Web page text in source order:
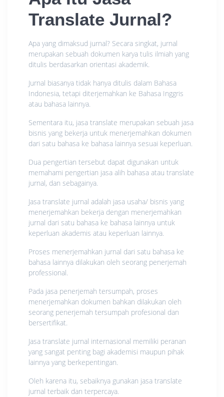
Translate Jurnal?
Apa yang dimaksud jurnal? Secara singkat, jurnal
merupakan sebuah dokumen karya tulis ilmiah yang
ditulis berdasarkan orientasi akademik.
Jurnal biasanya tidak hanya ditulis dalam Bahasa
Indonesia, tetapi diterjemahkan ke Bahasa Inggris
atau bahasa lainnya.
Sementara itu, jasa translate merupakan sebuah jasa
bisnis yang bekerja untuk menerjemahkan dokumen
dari satu bahasa ke bahasa lainnya sesuai keperluan.
Dua pengertian tersebut dapat digunakan untuk
memahami pengertian jasa alih bahasa atau translate
jurnal, dan sebagainya.
Jasa translate jurnal adalah jasa usaha/ bisnis yang
menerjemahkan bekerja dengan menerjemahkan
jurnal dari satu bahasa ke bahasa lainnya untuk
keperluan akademis atau keperluan lainnya.
Proses menerjemahkan jurnal dari satu bahasa ke
bahasa lainnya dilakukan oleh seorang penerjemah
professional.
Pada jasa penerjemah tersumpah, proses
menerjemahkan dokumen bahkan dilakukan oleh
seorang penerjemah tersumpah profesional dan
bersertifikat.
Jasa translate jurnal internasional memiliki peranan
yang sangat penting bagi akademisi maupun pihak
lainnya yang berkepentingan.
Oleh karena itu, sebaiknya gunakan jasa translate
jurnal terbaik dan terpercaya.